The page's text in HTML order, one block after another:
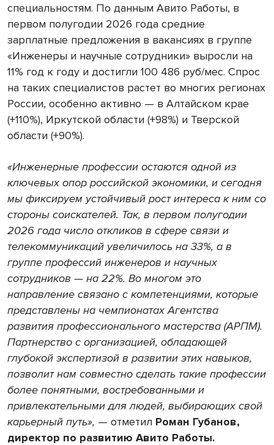
специальностям. По данным Авито Работы, в
первом полугодии 2026 года средние
зарплатные предложения в вакансиях в группе
«Инженеры и научные сотрудники» выросли на
11% год к году и достигли 100 486 руб/мес. Спрос
на таких специалистов растет во многих регионах
России, особенно активно — в Алтайском крае
(+110%), Иркутской области (+98%) и Тверской
области (+90%).
«Инженерные профессии остаются одной из
ключевых опор российской экономики, и сегодня
мы фиксируем устойчивый рост интереса к ним со
стороны соискателей. Так, в первом полугодии
2026 года число откликов в сфере связи и
телекоммуникаций увеличилось на 33%, а в
группе профессий инженеров и научных
сотрудников — на 22%. Во многом это
направление связано с компетенциями, которые
представлены на чемпионатах Агентства
развития профессионального мастерства (АРПМ).
Партнерство с организацией, обладающей
глубокой экспертизой в развитии этих навыков,
позволит нам совместно сделать такие профессии
более понятными, востребованными и
привлекательными для людей, выбирающих свой
карьерный путь», — отметил Роман Губанов,
директор по развитию Авито Работы.